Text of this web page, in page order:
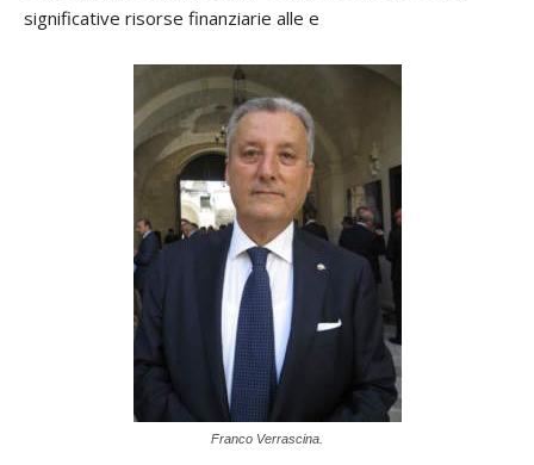
significative risorse finanziarie alle e
Franco Verrascina.